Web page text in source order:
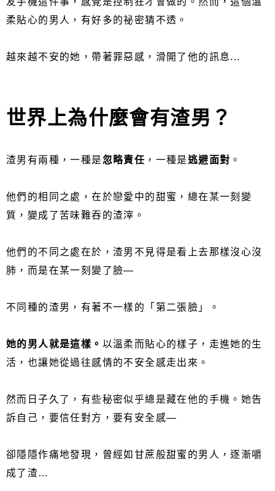
柔貼心的男人，有好多的祕密猜不透。
越來越不安的她，帶著罪惡感，滑開了他的訊息...
世界上為什麼會有渣男？
渣男有兩種，一種是忽略責任 ，一種是逃避面對 。
他們的相同之處，在於戀愛中的甜蜜，總在某一刻變
質，變成了苦味難吞的渣滓。
他們的不同之處在於，渣男不見得是看上去那樣沒心沒
肺，而是在某一刻變了臉—
不同種的渣男，有著不一樣的「第二張臉」。
她的男人就是這樣。 以溫柔而貼心的樣子，走進她的生
活，也讓她從過往感情的不安全感走出來。
然而日子久了，有些秘密似乎總是藏在他的手機。她告
訴自己，要信任對方，要有安全感—
卻隱隱作痛地發現，曾經如甘蔗般甜蜜的男人，逐漸嚼
成了渣…